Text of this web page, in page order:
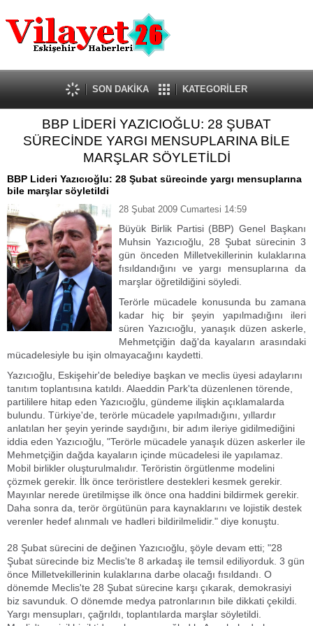
Güncel
Ekonomi
Politika
Eğitim
Spor
Kültür-Sanat
Dünya
Tanıtım Yazısı
SON DAKİKA KATEGORİLER
BBP LİDERİ YAZICIOĞLU: 28 ŞUBAT
SÜRECİNDE YARGI MENSUPLARINA BİLE
MARŞLAR SÖYLETİLDİ
BBP Lideri Yazıcıoğlu: 28 Şubat sürecinde yargı mensuplarına
bile marşlar söyletildi
28 Şubat 2009 Cumartesi 14:59
Büyük Birlik Partisi (BBP) Genel Başkanı
Muhsin Yazıcıoğlu, 28 Şubat sürecinin 3
gün önceden Milletvekillerinin kulaklarına
fısıldandığını ve yargı mensuplarına da
marşlar öğretildiğini söyledi.
Terörle mücadele konusunda bu zamana
kadar hiç bir şeyin yapılmadığını ileri
süren Yazıcıoğlu, yanaşık düzen askerle,
Mehmetçiğin dağ'da kayaların arasındaki
mücadelesiyle bu işin olmayacağını kaydetti.
Yazıcıoğlu, Eskişehir'de belediye başkan ve meclis üyesi adaylarını
tanıtım toplantısına katıldı. Alaeddin Park'ta düzenlenen törende,
partililere hitap eden Yazıcıoğlu, gündeme ilişkin açıklamalarda
bulundu. Türkiye'de, terörle mücadele yapılmadığını, yıllardır
anlatılan her şeyin yerinde saydığını, bir adım ileriye gidilmediğini
iddia eden Yazıcıoğlu, "Terörle mücadele yanaşık düzen askerler ile
Mehmetçiğin dağda kayaların içinde mücadelesi ile yapılamaz.
Mobil birlikler oluşturulmalıdır. Teröristin örgütlenme modelini
çözmek gerekir. İlk önce teröristlere destekleri kesmek gerekir.
Mayınlar nerede üretilmişse ilk önce ona haddini bildirmek gerekir.
Daha sonra da, terör örgütünün para kaynaklarını ve lojistik destek
verenler hedef alınmalı ve hadleri bildirilmelidir." diye konuştu.
28 Şubat sürecini de değinen Yazıcıoğlu, şöyle devam etti; "28
Şubat sürecinde biz Meclis'te 8 arkadaş ile temsil ediliyorduk. 3 gün
önce Milletvekillerinin kulaklarına darbe olacağı fısıldandı. O
dönemde Meclis'te 28 Şubat sürecine karşı çıkarak, demokrasiyi
biz savunduk. O dönemde medya patronlarının bile dikkati çekildi.
Yargı mensupları, çağrıldı, toplantılarda marşlar söyletildi.